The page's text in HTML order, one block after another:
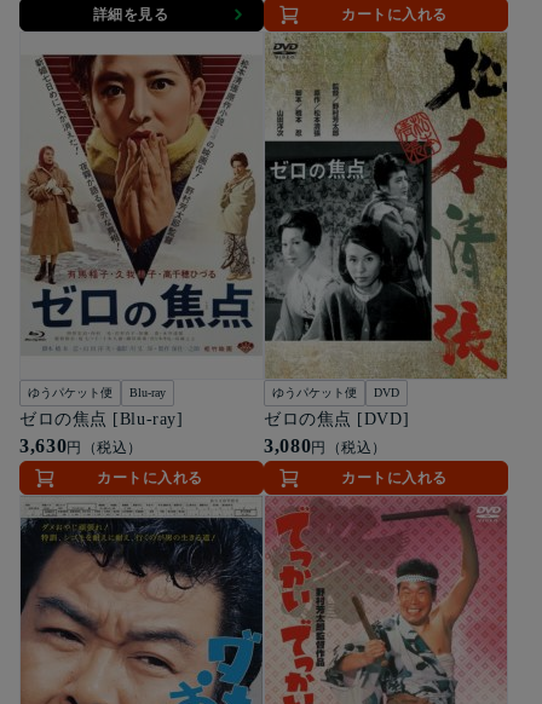
詳細を見る
カートに入れる
ゆうパケット便 Blu-ray
ゼロの焦点 [Blu-ray]
3,630円（税込）
カートに入れる
ゆうパケット便 DVD
ゼロの焦点 [DVD]
3,080円（税込）
カートに入れる